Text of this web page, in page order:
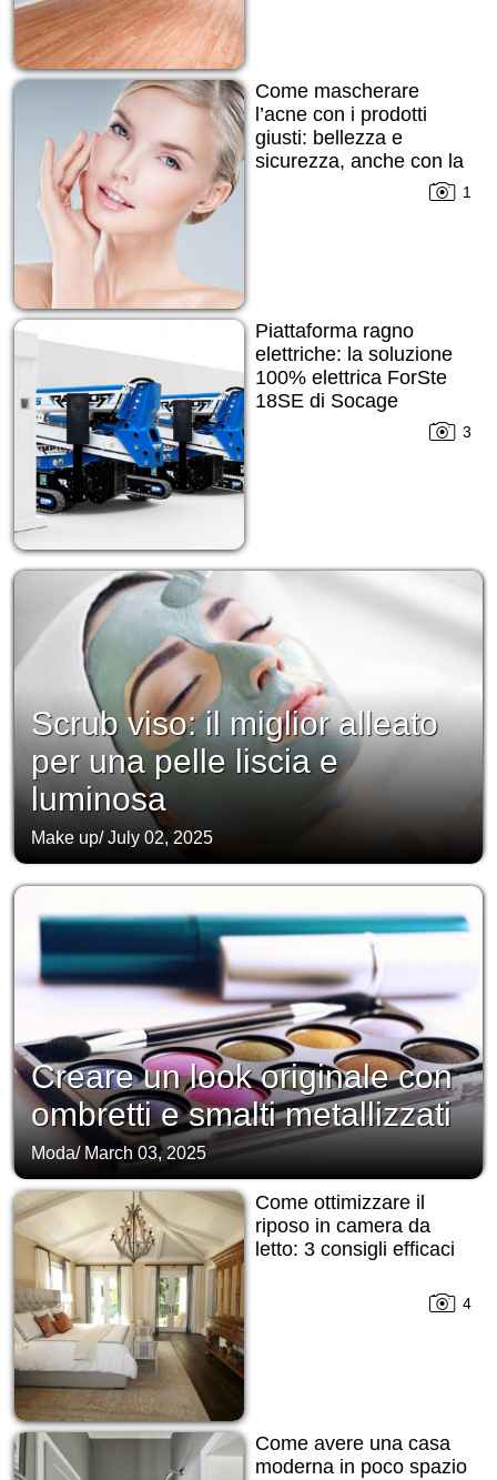
Come mascherare
l’acne con i prodotti
giusti: bellezza e
sicurezza, anche con la
1
Piattaforma ragno
elettriche: la soluzione
100% elettrica ForSte
18SE di Socage
3
Scrub viso: il miglior alleato
per una pelle liscia e
luminosa
Make up/July 02, 2025
Creare un look originale con
ombretti e smalti metallizzati
Moda/ March 03, 2025
Come ottimizzare il
riposo in camera da
letto: 3 consigli efficaci
4
Come avere una casa
moderna in poco spazio